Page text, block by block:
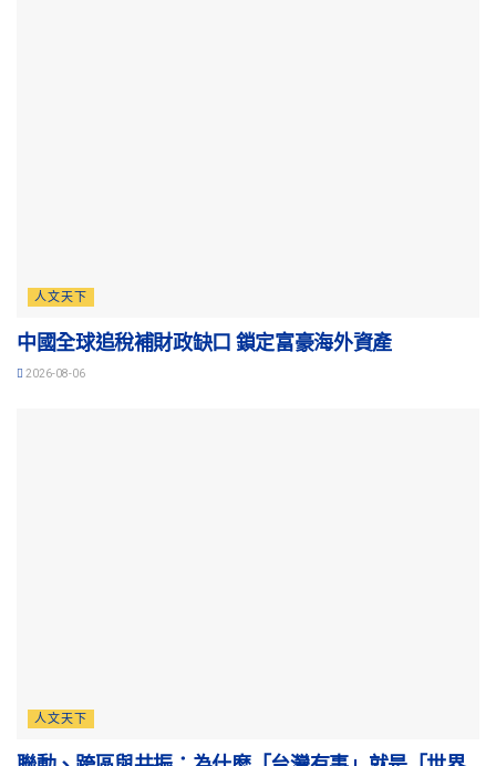
人文天下
中國全球追稅補財政缺口 鎖定富豪海外資產
2026-08-06
人文天下